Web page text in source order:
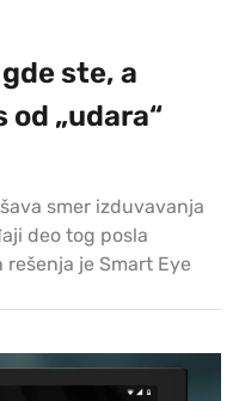
ste, a
od „udara“
smer izduvavanja
deo tog posla
je Smart Eye